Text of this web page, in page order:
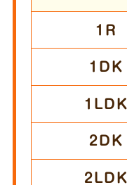
1R
1DK
1LDK
2DK
2LDK